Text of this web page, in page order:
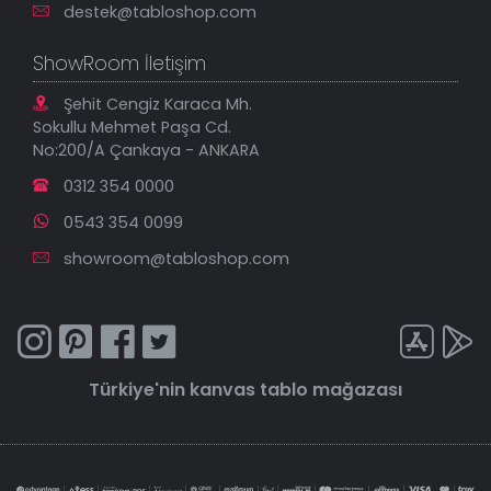
destek@tabloshop.com
ShowRoom İletişim
Şehit Cengiz Karaca Mh.
Sokullu Mehmet Paşa Cd.
No:200/A Çankaya - ANKARA
0312 354 0000
0543 354 0099
showroom@tabloshop.com
Türkiye'nin kanvas tablo mağazası